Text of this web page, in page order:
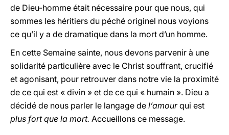
de Dieu-homme était nécessaire pour que nous, qui
sommes les héritiers du péché originel nous voyions
ce qu’il y a de dramatique dans la mort d’un homme.
En cette Semaine sainte, nous devons parvenir à une
solidarité particulière avec le Christ souffrant, crucifié
et agonisant, pour retrouver dans notre vie la proximité
de ce qui est « divin » et de ce qui « humain ». Dieu a
décidé de nous parler le langage de l’amourqui est
plus fort que la mort. Accueillons ce message.